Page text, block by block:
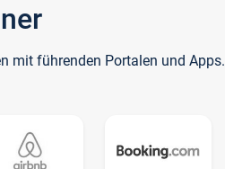
mit führenden Portalen und Apps.